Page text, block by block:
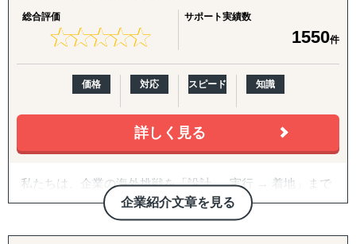
総合評価
★★★★★
★★★★★
サポート実績数
1550件
価格 対応 スピード 知識
詳しく見る
企業紹介文章を見る
私たちは、企業の海外挑戦を「設計 → 実行 → 着地」まで
一気通貫で伴走支援します。
『どの国が最適か？』を見極めるゼロ→イチの意思決定か